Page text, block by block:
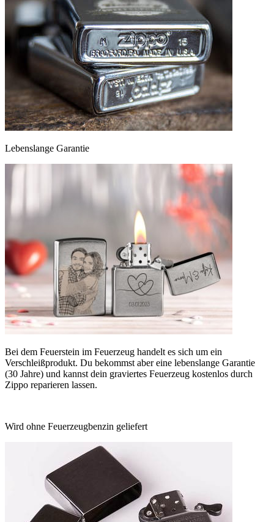
Lebenslange Garantie
Bei dem Feuerstein im Feuerzeug handelt es sich um ein
Verschleißprodukt. Du bekommst aber eine lebenslange Garantie
(30 Jahre) und kannst dein graviertes Feuerzeug kostenlos durch
Zippo reparieren lassen.
Wird ohne Feuerzeugbenzin geliefert